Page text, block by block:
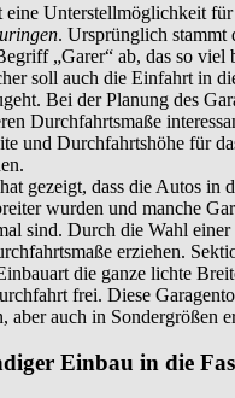
eine Unterstellmöglichkeit
. Ursprünglich stammt
„Garer“ ab, das so viel
soll auch die Einfahrt in
Bei der Planung des
Durchfahrtsmaße
und Durchfahrtshöhe für
gezeigt, dass die Autos in
wurden und manche
sind. Durch die Wahl einer
erziehen.
die ganze lichte
frei. Diese
aber auch in Sondergrößen
Einbau in die